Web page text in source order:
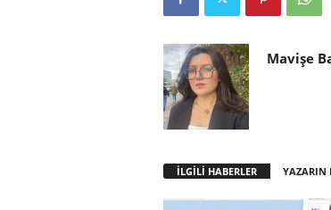
Mavişe
İLGİLİ HABERLER YAZARIN